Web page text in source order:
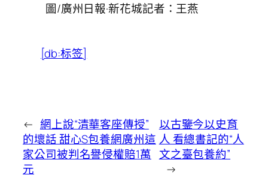
圖/廣州日報·新花城記者：王燕
[db:标签]
← 網上說“清華客座傳授”
的壞話 甜心S包養網廣州這
家公司被判名譽侵權賠1萬
元​
以古鑒今以史育
人 看總書記的“人
文之臺包養約”
→